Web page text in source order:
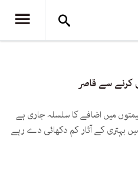
سے قاصر
میں اضافے کا سلسلہ جاری ہے
بہتری کے آثار کم دکھائی دے رہے